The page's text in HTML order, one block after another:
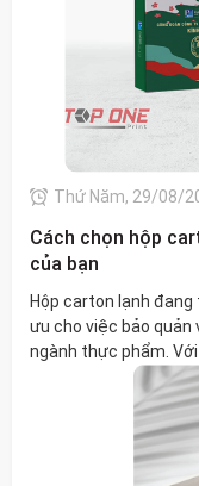
Thứ Năm, 29/08/
Cách chọn hộp
của bạn
Hộp carton lạnh
ưu cho việc bảo quản
ngành thực phẩm. Với